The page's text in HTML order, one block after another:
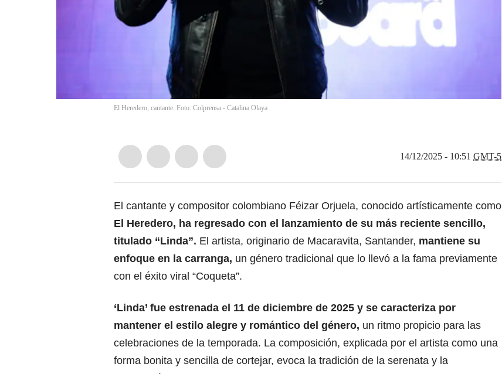
El Heredero, cantante. Foto: Colprensa - Catalina Olaya
14/12/2025 - 10:51 GMT-5
El cantante y compositor colombiano Féizar Orjuela, conocido artísticamente como
El Heredero, ha regresado con el lanzamiento de su más reciente sencillo,
titulado “Linda”. El artista, originario de Macaravita, Santander, mantiene su
enfoque en la carranga, un género tradicional que lo llevó a la fama previamente
con el éxito viral “Coqueta”.
‘Linda’ fue estrenada el 11 de diciembre de 2025 y se caracteriza por
mantener el estilo alegre y romántico del género, un ritmo propicio para las
celebraciones de la temporada. La composición, explicada por el artista como una
forma bonita y sencilla de cortejar, evoca la tradición de la serenata y la